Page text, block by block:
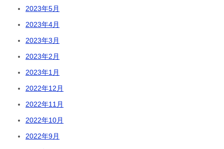
2023年5月
2023年4月
2023年3月
2023年2月
2023年1月
2022年12月
2022年11月
2022年10月
2022年9月